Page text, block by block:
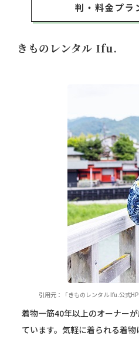
判・料金プラ
きものレンタル Ifu.
引用元：「きものレンタル Ifu.公
着物一筋40年以上のオーナー
ています。気軽に着られる着